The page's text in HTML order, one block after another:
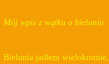
Mój wpis z wątku o bieluniu
Bielunia jadłem